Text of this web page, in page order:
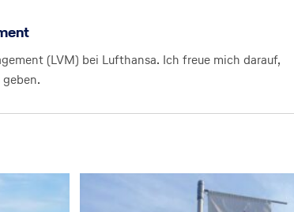
(LVM) bei Lufthansa. Ich freue mich darauf,